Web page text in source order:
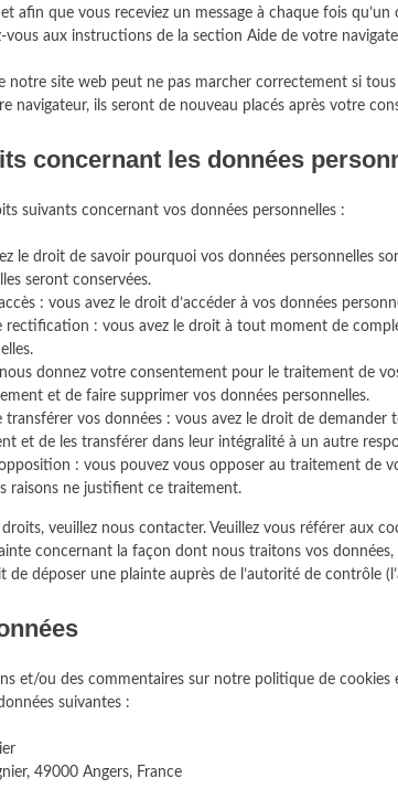
afin que vous receviez un message à chaque fois
vous aux instructions de la section Aide de votre
notre site web peut ne pas marcher correctement si
navigateur, ils seront de nouveau placés après votre
concernant les données
suivants concernant vos données personnelles :
le droit de savoir pourquoi vos données personnelles
seront conservées.
: vous avez le droit d’accéder à vos données
rectification : vous avez le droit à tout moment de
donnez votre consentement pour le traitement de
et de faire supprimer vos données personnelles.
transférer vos données : vous avez le droit de demander
et de les transférer dans leur intégralité à un autre
: vous pouvez vous opposer au traitement de
raisons ne justifient ce traitement.
droits, veuillez nous contacter. Veuillez vous référer aux
concernant la façon dont nous traitons vos
de déposer une plainte auprès de l’autorité de contrôle
et/ou des commentaires sur notre politique de
suivantes :
49000 Angers, France